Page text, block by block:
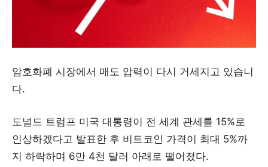
암호화폐 시장에서 매도 압력이 다시 거세지고 있습니
다.
도널드 트럼프 미국 대통령이 전 세계 관세를 15%로
인상하겠다고 발표한 후 비트코인 가격이 최대 5%까
지 하락하며 6만 4천 달러 아래로 떨어졌다.